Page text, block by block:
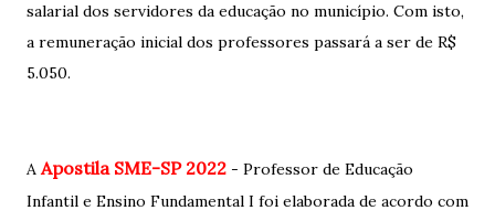
salarial dos servidores da educação no município. Com isto,
a remuneração inicial dos professores passará a ser de R$
5.050.
AApostila SME-SP 2022 - Professor de Educação
Infantil e Ensino Fundamental I foi elaborada de acordo com